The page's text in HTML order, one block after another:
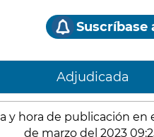
Suscríbase
Adjudicada
y hora de publicación en
de marzo del 2023